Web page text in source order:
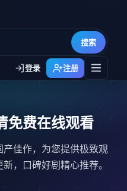
搜索
登录 注册
免费在线观看
佳作，为您提供极致观
，口碑好剧精心推荐。